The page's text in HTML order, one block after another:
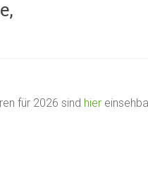
für 2026 sind hier